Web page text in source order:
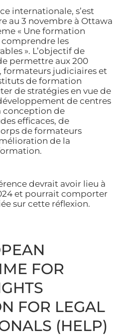
internationale, s’est
au 3 novembre à Ottawa
« Une formation
les
». L’objectif de
permettre aux 200
formateurs judiciaires et
de formation
de stratégies en vue de
de centres
conception de
efficaces, de
de formateurs
de la
devrait avoir lieu à
et pourrait comporter
sur cette réflexion.
FOR
FOR LEGAL
(HELP)